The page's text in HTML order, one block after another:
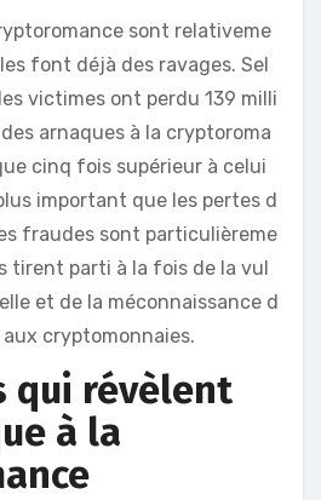
sont relativeme
font déjà des ravages. Sel
victimes ont perdu 139 milli
arnaques à la cryptoroma
cinq fois supérieur à celui
important que les pertes d
fraudes sont particulièreme
tirent parti à la fois de la vul
et de la méconnaissance d
cryptomonnaies.
qui révèlent
à la